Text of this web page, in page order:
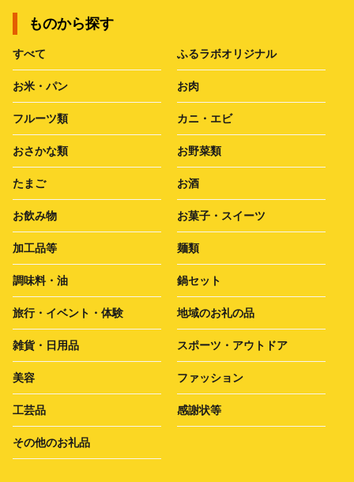
ものから探す
すべて ふるラボオリジナル
お米・パン お肉
フルーツ類 カニ・エビ
おさかな類 お野菜類
たまご お酒
お飲み物 お菓子・スイーツ
加工品等 麺類
調味料・油 鍋セット
旅行・イベント・体験 地域のお礼の品
雑貨・日用品 スポーツ・アウトドア
美容 ファッション
工芸品 感謝状等
その他のお礼品